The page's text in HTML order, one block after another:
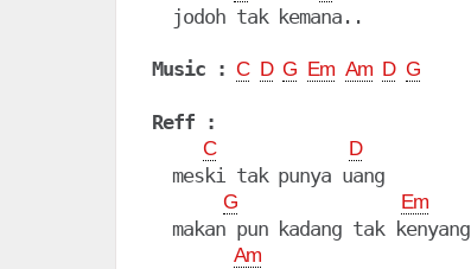
  jodoh tak kemana..
Music : C D G Em Am D G
Reff :
C D
  meski tak punya uang
G Em
  makan pun kadang tak kenyang
Am